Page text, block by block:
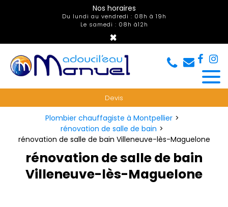
Nos horaires
Du lundi au vendredi : 08h à 19h
Le samedi : 08h à12h
×
Devis
Plombier chauffagiste à Montpellier
rénovation de salle de bain
rénovation de salle de bain Villeneuve-lès-Maguelone
rénovation de salle de bain
Villeneuve-lès-Maguelone
Panneau de gestion des cookies